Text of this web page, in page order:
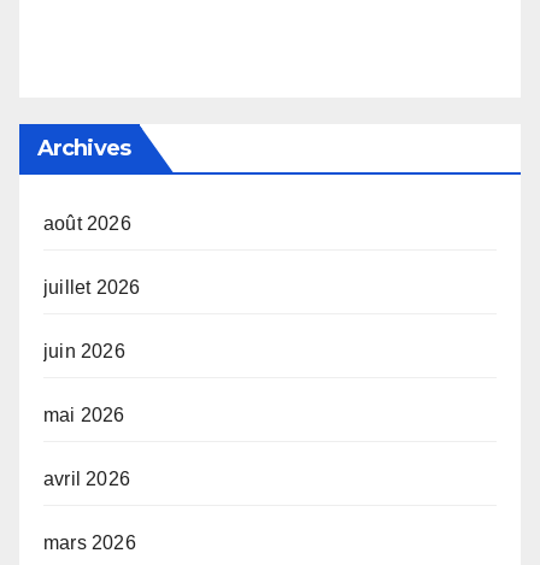
Archives
août 2026
juillet 2026
juin 2026
mai 2026
avril 2026
mars 2026